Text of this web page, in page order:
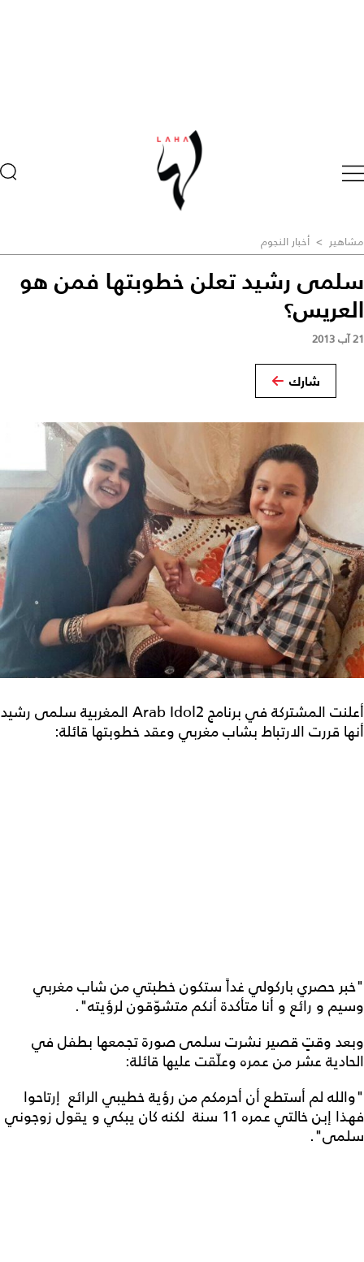
مشاهير > أخبار النجوم
سلمى رشيد تعلن خطوبتها فمن هو
العريس؟
21 آب 2013
شارك
أعلنت المشتركة في برنامج Arab Idol2 المغربية سلمى رشيد
أنها قررت الارتباط بشاب مغربي وعقد خطوبتها قائلة:
"خبر حصري باركولي غداً ستكون خطبتي من شاب مغربي
وسيم و رائع و أنا متأكدة أنكم متشوّقون لرؤيته".
وبعد وقتٍ قصير نشرت سلمى صورة تجمعها بطفل في
الحادية عشر من عمره وعلّقت عليها قائلة:
"والله لم أستطع أن أحرمكم من رؤية خطيبي الرائع إرتاحوا
فهذا إبن خالتي عمره 11 سنة لكنه كان يبكي و يقول زوجوني
سلمى".